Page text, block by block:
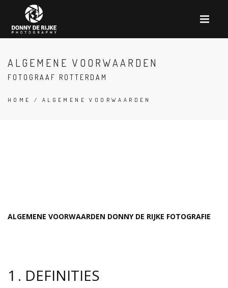
ALGEMENE VOORWAARDEN
FOTOGRAAF ROTTERDAM
HOME / ALGEMENE VOORWAARDEN
ALGEMENE VOORWAARDEN DONNY DE RIJKE FOTOGRAFIE
1 . DEFINITIES